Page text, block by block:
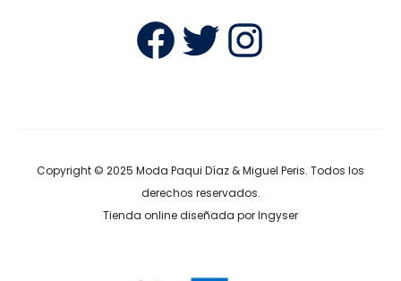
Facebook
Twitter
Copyright © 2025 Moda Paqui Díaz & Miguel Peris. Todos los
derechos reservados.
Tienda online diseñada por Ingyser